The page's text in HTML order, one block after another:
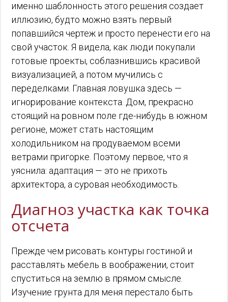
именно шаблонность этого решения создает
иллюзию, будто можно взять первый
попавшийся чертеж и просто перенести его на
свой участок. Я видела, как люди покупали
готовые проекты, соблазнившись красивой
визуализацией, а потом мучились с
переделками. Главная ловушка здесь —
игнорирование контекста. Дом, прекрасно
стоящий на ровном поле где-нибудь в южном
регионе, может стать настоящим
холодильником на продуваемом всеми
ветрами пригорке. Поэтому первое, что я
уяснила: адаптация — это не прихоть
архитектора, а суровая необходимость.
Диагноз участка как точка
отсчета
Прежде чем рисовать контуры гостиной и
расставлять мебель в воображении, стоит
спуститься на землю в прямом смысле.
Изучение грунта для меня перестало быть